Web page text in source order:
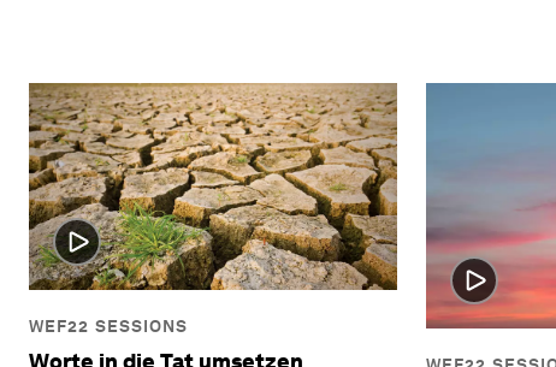
WEF22 SESSIONS
Worte in die Tat umsetzen